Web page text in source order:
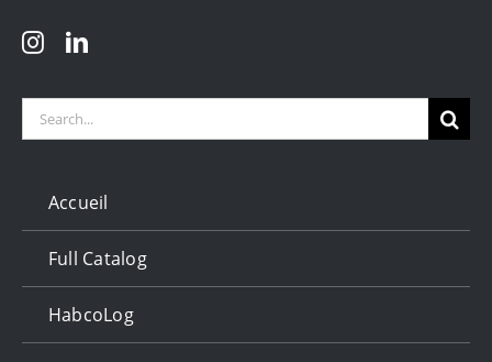
Search
Accueil
Full Catalog
HabcoLog